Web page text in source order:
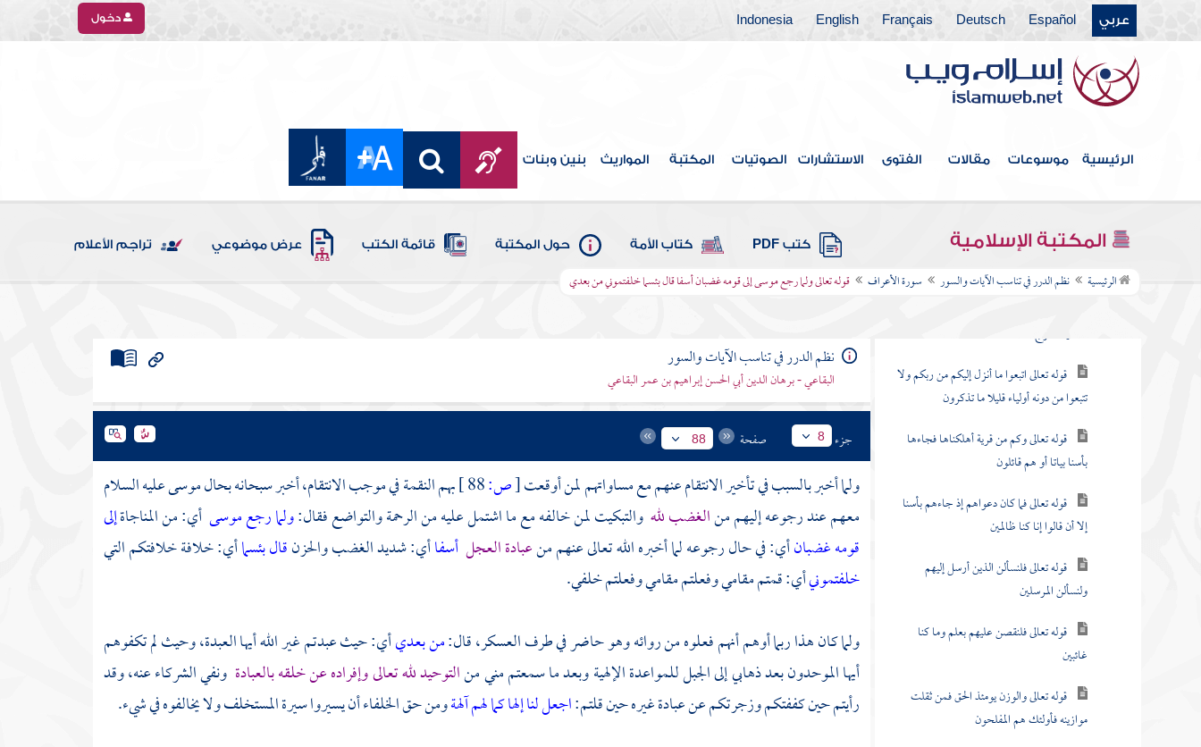
عربي Español
Deutsch
Français
English
Indonesia دخول
الرئيسية موسوعات مقالات الفتوى الاستشارات الصوتيات المكتبة المواريث بنين وبنات
المكتبة الإسلامية كتب PDF كتاب الأمة حول المكتبة قائمة الكتب عرض موضوعي تراجم الأعلام
الرئيسية نظم الدرر في تناسب الآيات والسور سورة الأعراف قوله تعالى ولما رجع موسى إلى قومه غضبان أسفا قال بئسما خلفتموني من بعدي
سورة الفاتحة
سورة البقرة
سورة آل عمران
سورة النساء
سورة " المائدة
سورة الأنعام
سورة الأعراف
صدرك حرج منه
قوله تعالى اتبعوا ما أنزل إليكم من ربكم ولا
تتبعوا من دونه أولياء قليلا ما تذكرون
قوله تعالى وكم من قرية أهلكناها فجاءها
بأسنا بياتا أو هم قائلون
قوله تعالى فما كان دعواهم إذ جاءهم بأسنا
إلا أن قالوا إنا كنا ظالمين
قوله تعالى فلنسألن الذين أرسل إليهم
ولنسألن المرسلين
قوله تعالى فلنقصن عليهم بعلم وما كنا
غائبين
قوله تعالى والوزن يومئذ الحق فمن ثقلت
موازينه فأولئك هم المفلحون
نظم الدرر في تناسب الآيات والسور
البقاعي - برهان الدين أبي الحسن إبراهيم بن عمر البقاعي
جزء 8 صفحة 88
ولما أخبر بالسبب في تأخير الانتقام عنهم مع مساواتهم لمن أوقعت[ص: بهم النقمة في موجب الانتقام، أخبر سبحانه بحالموسىعليه السلام
معهم عند رجوعه إليهم منالغضب لله والتبكيت لمن خالفه مع ما اشتمل عليه من الرحمة والتواضع فقال:ولما رجع موسى أي: من المناجاةإلى
قومه غضبانأي: في حال رجوعه لما أخبره الله تعالى عنهم منعبادة العجل أسفاأي: شديد الغضب والحزنقال بئسماأي: خلافة خلافتكم التي
خلفتمونيأي: قمتم مقامي وفعلتم مقامي وفعلتم خلفي.
ولما كان هذا ربما أوهم أنهم فعلوه من روائه وهو حاضر في طرف العسكر، قال:من بعديأي: حيث عبدتم غير الله أيها العبدة، وحيث لم تكفوهم
أيها الموحدون بعد ذهابي إلى الجبل للمواعدة الإلهية وبعد ما سمعتم مني منالتوحيد لله تعالى وإفراده عن خلقه بالعبادة ونفي الشركاء عنه، وقد
رأيتم حين كففتكم وزجرتكم عن عبادة غيره حين قلتم:اجعل لنا إلها كما لهم آلهةومن حق الخلفاء أن يسيروا سيرة المستخلف ولا يخالفوه في شيء.